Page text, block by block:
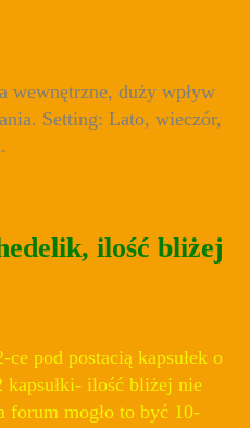
wewnętrzne, duży wpływ
Setting: Lato, wieczór,
ilość bliżej
ce pod postacią kapsułek o
ilość bliżej nie
forum mogło to być 10-